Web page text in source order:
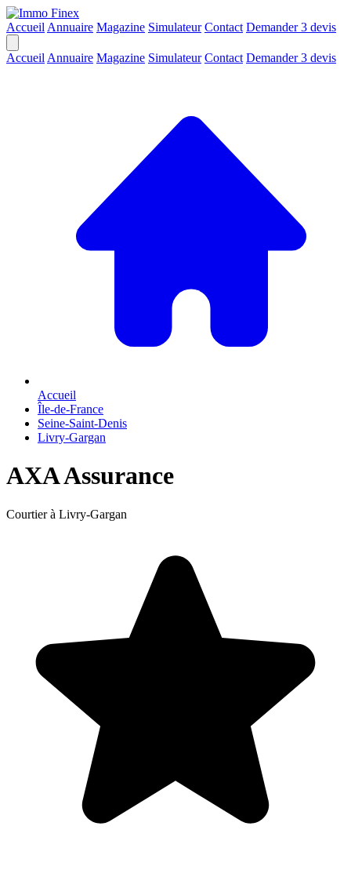
Accueil Annuaire Magazine Simulateur Contact Demander 3 devis
Accueil Annuaire Magazine Simulateur Contact Demander 3 devis
Accueil
Île-de-France
Seine-Saint-Denis
Livry-Gargan
AXA Assurance
Courtier à Livry-Gargan